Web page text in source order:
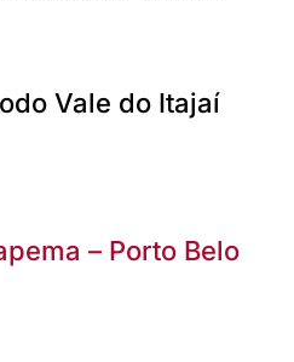
Vale do Itajaí
– Porto Belo